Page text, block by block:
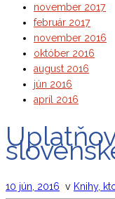
november 2017
február 2017
november 2016
október 2016
august 2016
jún 2016
apríl 2016
10 jún, 2016 v Knihy,